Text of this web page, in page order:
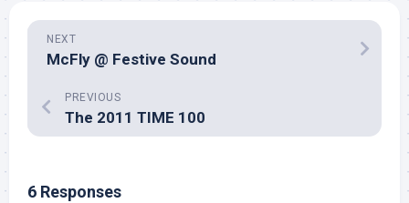
NEXT
McFly @ Festive Sound
PREVIOUS
The 2011 TIME 100
6 Responses